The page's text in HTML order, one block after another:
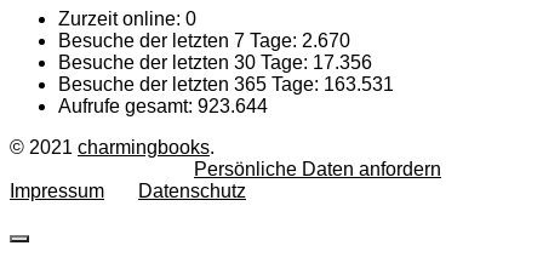
Zurzeit online: 0
Besuche der letzten 7 Tage: 2.670
Besuche der letzten 30 Tage: 17.356
Besuche der letzten 365 Tage: 163.531
Aufrufe gesamt: 923.644
© 2021 charmingbooks.
Persönliche Daten anfordern
Impressum
Datenschutz